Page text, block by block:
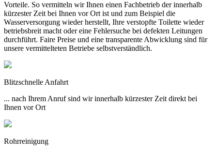
Vorteile. So vermitteln wir Ihnen einen Fachbetrieb der innerhalb
kürzester Zeit bei Ihnen vor Ort ist und zum Beispiel die
Wasserversorgung wieder herstellt, Ihre verstopfte Toilette wieder
betriebsbreit macht oder eine Fehlersuche bei defekten Leitungen
durchführt. Faire Preise und eine transparente Abwicklung sind für
unsere vermittelteten Betriebe selbstverständlich.
Blitzschnelle Anfahrt
... nach Ihrem Anruf sind wir innerhalb kürzester Zeit direkt bei
Ihnen vor Ort
Rohrreinigung